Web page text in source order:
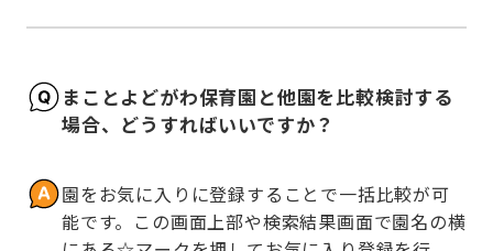
まことよどがわ保育園と他園を比較検討する
場合、どうすればいいですか？
園をお気に入りに登録することで一括比較が可
能です。この画面上部や検索結果画面で園名の横